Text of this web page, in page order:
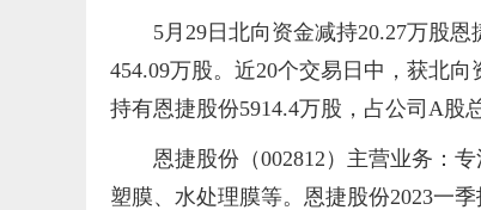
5月29日北向资金减持20.27万股
454.09万股。近20个交易日中，获北
持有恩捷股份5914.4万股，占公司A股
恩捷股份（002812）主营业务：
塑膜、水处理膜等。恩捷股份2023一